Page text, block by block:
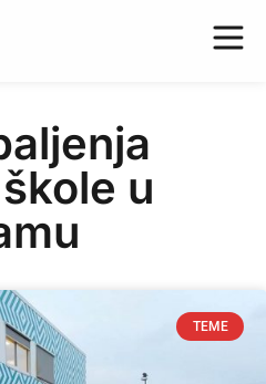
u
TEME